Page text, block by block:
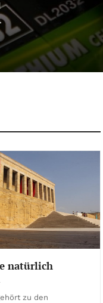
natürlich
zu den